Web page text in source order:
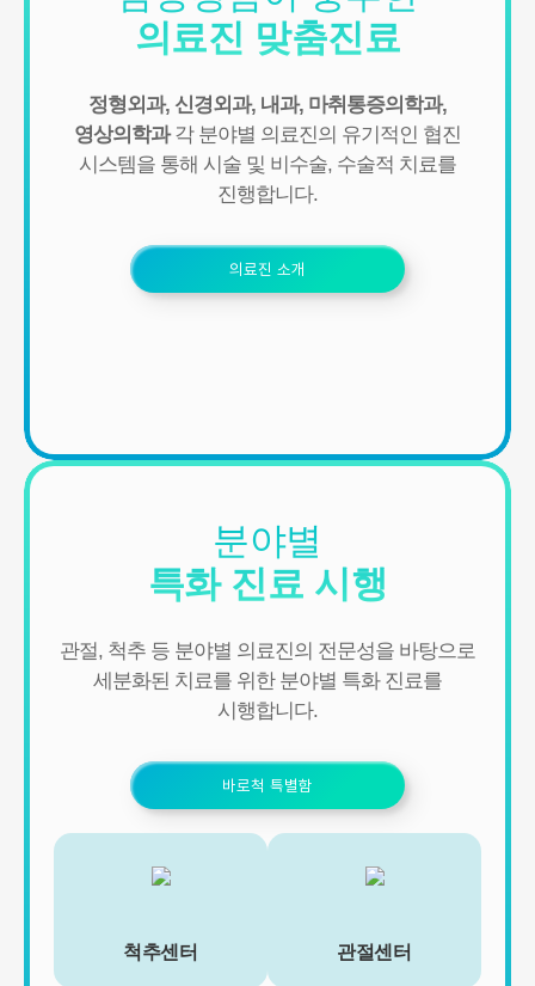
의료진 맞춤진료
정형외과, 신경외과, 내과, 마취통증의학과,
영상의학과각 분야별 의료진의 유기적인 협진
시스템을 통해 시술 및 비수술, 수술적 치료를
진행합니다.
의료진 소개
분야별
특화 진료 시행
관절, 척추 등 분야별 의료진의 전문성을 바탕으로
세분화된 치료를 위한 분야별 특화 진료를
시행합니다.
바로척 특별함
척추센터 관절센터